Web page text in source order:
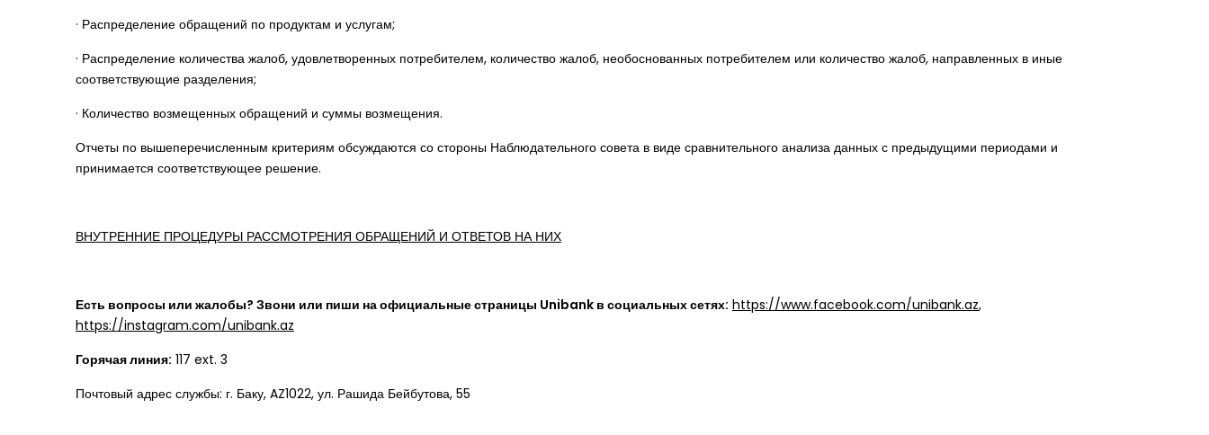
· Распределение обращений по продуктам и услугам;
· Распределение количества жалоб, удовлетворенных потребителем, количество жалоб, необоснованных потребителем или количество жалоб, направленных в иные
соответствующие разделения;
· Количество возмещенных обращений и суммы возмещения.
Отчеты по вышеперечисленным критериям обсуждаются со стороны Наблюдательного совета в виде сравнительного анализа данных с предыдущими периодами и
принимается соответствующее решение.
ВНУТРЕННИЕ ПРОЦЕДУРЫ РАССМОТРЕНИЯ ОБРАЩЕНИЙ И ОТВЕТОВ НА НИХ
Есть вопросы или жалобы? Звони или пиши на официальные страницы Unibank в социальных сетях: https://www.facebook.com/unibank.az,
https://instagram.com/unibank.az
Горячая линия: 117 ext. 3
Почтовый адрес службы: г. Баку, AZ1022, ул. Рашида Бейбутова, 55